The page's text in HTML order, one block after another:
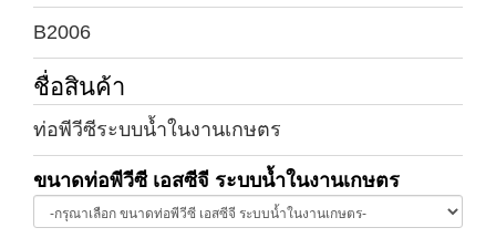
B2006
ชื่อสินค้า
ท่อพีวีซีระบบน้ำในงานเกษตร
ขนาดท่อพีวีซี เอสซีจี ระบบน้ำในงานเกษตร